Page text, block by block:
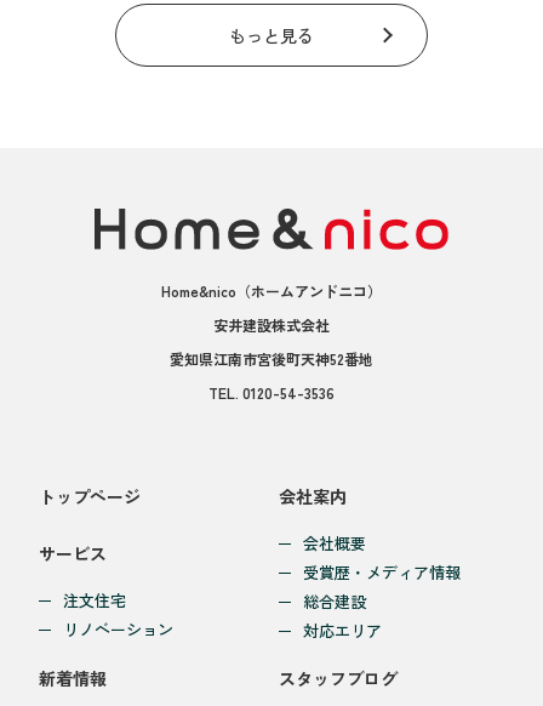
もっと見る
Home&nico （ホームアンドニコ）
安井建設株式会社
愛知県江南市宮後町天神52番地
TEL. 0120-54-3536
トップページ
サービス
注文住宅
リノベーション
会社案内
会社概要
受賞歴・メディア情報
総合建設
対応エリア
新着情報 スタッフブログ